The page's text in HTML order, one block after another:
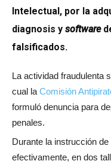
Intelectual, por la
diagnosis y software
falsificados.
La actividad fraudulenta
cual la Comisión
formuló denuncia para
penales.
Durante la instrucción
efectivamente, en dos